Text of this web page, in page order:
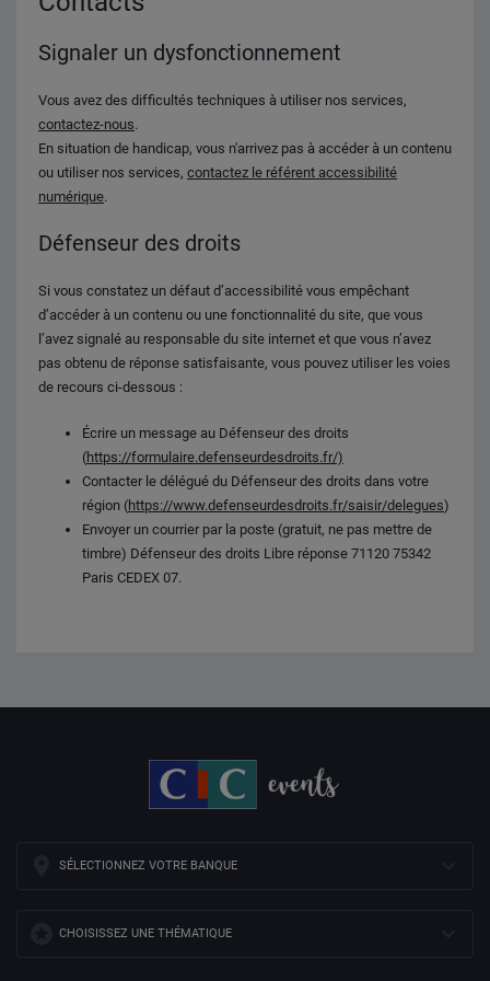
Signaler un dysfonctionnement
Vous avez des difficultés techniques à utiliser nos services,
contactez-nous.
En situation de handicap, vous n'arrivez pas à accéder à un contenu
ou utiliser nos services, contactez le référent accessibilité
numérique.
Défenseur des droits
Si vous constatez un défaut d’accessibilité vous empêchant
d’accéder à un contenu ou une fonctionnalité du site, que vous
l’avez signalé au responsable du site internet et que vous n’avez
pas obtenu de réponse satisfaisante, vous pouvez utiliser les voies
de recours ci-dessous :
Écrire un message au Défenseur des droits
(https://formulaire.defenseurdesdroits.fr/)
Contacter le délégué du Défenseur des droits dans votre
région (https://www.defenseurdesdroits.fr/saisir/delegues)
Envoyer un courrier par la poste (gratuit, ne pas mettre de
timbre) Défenseur des droits Libre réponse 71120 75342
Paris CEDEX 07.
SÉLECTIONNEZ VOTRE BANQUE
CHOISISSEZ UNE THÉMATIQUE